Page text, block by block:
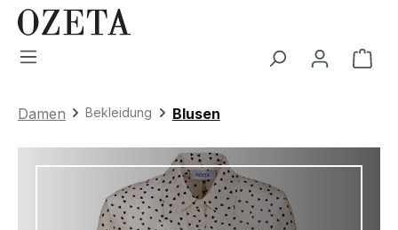
Zum Hauptinhalt springen
Damen Bekleidung Blusen